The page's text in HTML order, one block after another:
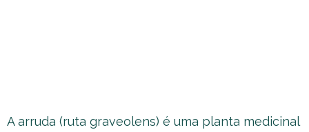
A arruda (ruta graveolens) é uma planta medicinal